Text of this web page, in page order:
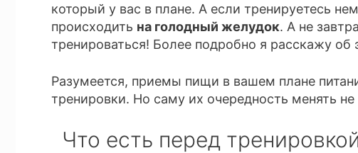
который у вас в плане. А если тренируетесь
происходить на голодный желудок. А не
тренироваться! Более подробно я расскажу
Разумеется, приемы пищи в вашем плане
тренировки. Но саму их очередность менять
Что есть перед